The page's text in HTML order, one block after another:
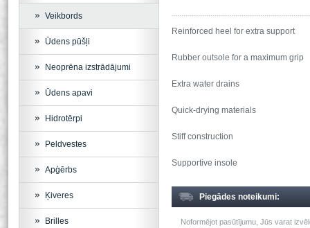
Reinforced heel for extra support
Rubber outsole for a maximum grip
Extra water drains
Quick-drying materials
Stiff construction
Supportive insole
Piegādes noteikumi:
Noformējot pasūtījumu, Jūs varat
Veikbords
Ūdens pūšļi
Neoprēna izstrādājumi
Ūdens apavi
Hidrotērpi
Peldvestes
Apģērbs
Ķiveres
Brilles